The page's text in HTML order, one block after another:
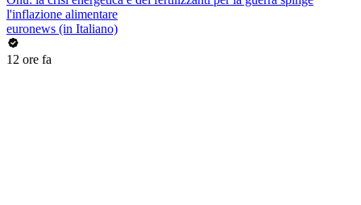
l'inflazione alimentare
euronews (in Italiano)
12 ore fa